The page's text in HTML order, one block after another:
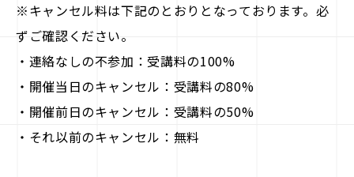
※キャンセル料は下記のとおりとなっております。必
ずご確認ください。
・連絡なしの不参加：受講料の100%
・開催当日のキャンセル：受講料の80%
・開催前日のキャンセル：受講料の50%
・それ以前のキャンセル：無料